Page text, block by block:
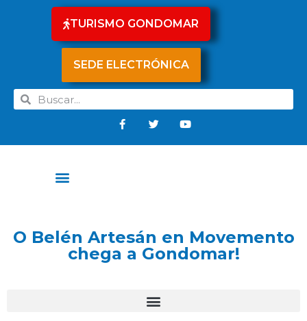
TURISMO GONDOMAR
SEDE ELECTRÓNICA
O Belén Artesán en Movemento
chega a Gondomar!